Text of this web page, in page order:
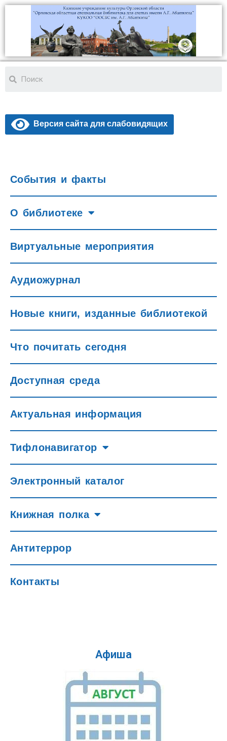
Версия сайта для слабовидящих
События и факты
О библиотеке
Виртуальные мероприятия
Аудиожурнал
Новые книги, изданные библиотекой
Что почитать сегодня
Доступная среда
Актуальная информация
Тифлонавигатор
Электронный каталог
Книжная полка
Антитеррор
Контакты
Афиша